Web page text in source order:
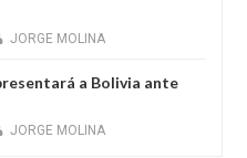
JORGE MOLINA
a Bolivia ante
JORGE MOLINA